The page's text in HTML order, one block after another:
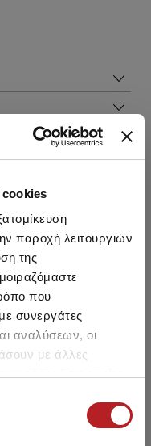
cookies
παροχή λειτουργιών
της
που
συνεργάτες
αναλύσεων, οι
με άλλες
like
HOT OFFER